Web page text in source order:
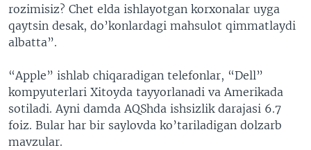
rozimisiz? Chet elda ishlayotgan korxonalar uyga
qaytsin desak, do’konlardagi mahsulot qimmatlaydi
albatta”.
“Apple” ishlab chiqaradigan telefonlar, “Dell”
kompyuterlari Xitoyda tayyorlanadi va Amerikada
sotiladi. Ayni damda AQShda ishsizlik darajasi 6.7
foiz. Bular har bir saylovda ko’tariladigan dolzarb
mavzular.